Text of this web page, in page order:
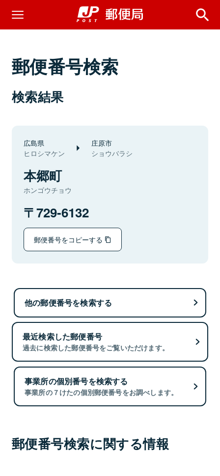
郵便番号検索
検索結果
広島県
ヒロシマケン
庄原市
ショウバラシ
本郷町
ホンゴウチョウ
729-6132
郵便番号をコピーする
他の郵便番号を検索する
最近検索した郵便番号
過去に検索した郵便番号をご覧いただけます。
事業所の個別番号を検索する
事業所の７けたの個別郵便番号をお調べします。
郵便番号検索に関する情報